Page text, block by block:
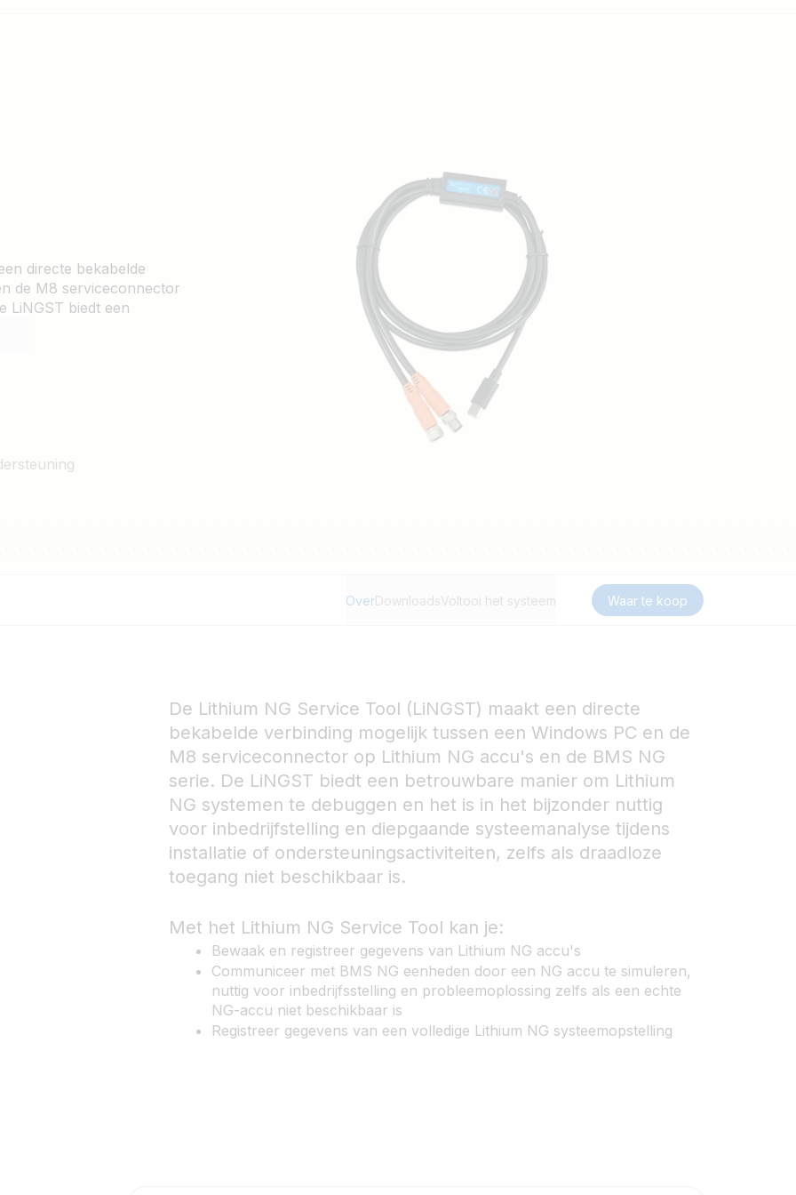
directe bekabelde
de M8 serviceconnector
LiNGST biedt een
debuggen en het is in het
draadloze toegang niet
NG accu's
een NG accu te
OverDownloadsVoltooi het systeem Waar te koop
De Lithium NG Service Tool (LiNGST) maakt een directe
bekabelde verbinding mogelijk tussen een Windows PC en de
M8 serviceconnector op Lithium NG accu's en de BMS NG
serie. De LiNGST biedt een betrouwbare manier om Lithium
NG systemen te debuggen en het is in het bijzonder nuttig
voor inbedrijfstelling en diepgaande systeemanalyse tijdens
installatie of ondersteuningsactiviteiten, zelfs als draadloze
toegang niet beschikbaar is.
Met het Lithium NG Service Tool kan je:
Bewaak en registreer gegevens van Lithium NG accu's
Communiceer met BMS NG eenheden door een NG accu te simuleren,
nuttig voor inbedrijfsstelling en probleemoplossing zelfs als een echte
NG-accu niet beschikbaar is
Registreer gegevens van een volledige Lithium NG systeemopstelling